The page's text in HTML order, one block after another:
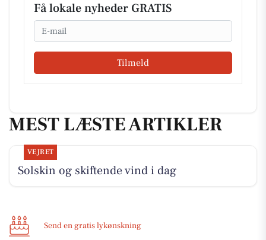
Få lokale nyheder GRATIS
Email
Tilmeld
MEST LÆSTE ARTIKLER
VEJRET
Solskin og skiftende vind i dag
Send en gratis lykønskning